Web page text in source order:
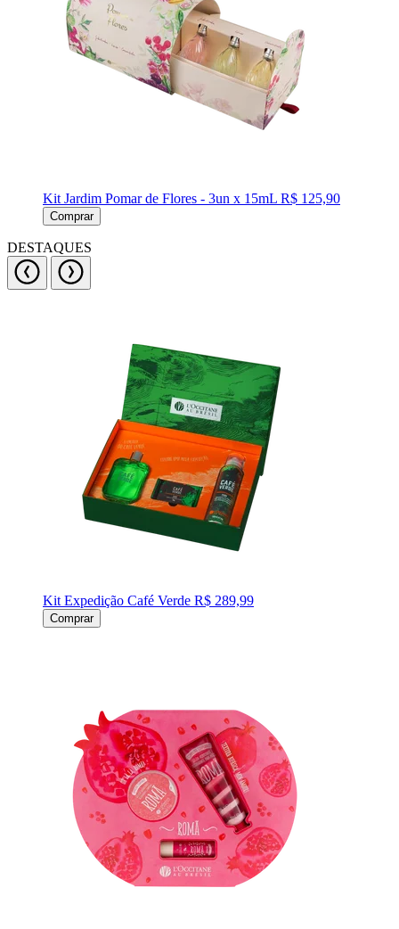
Kit Jardim Pomar de Flores - 3un x 15mL R$ 125,90
Comprar
DESTAQUES
Kit Expedição Café Verde R$ 289,99
Comprar